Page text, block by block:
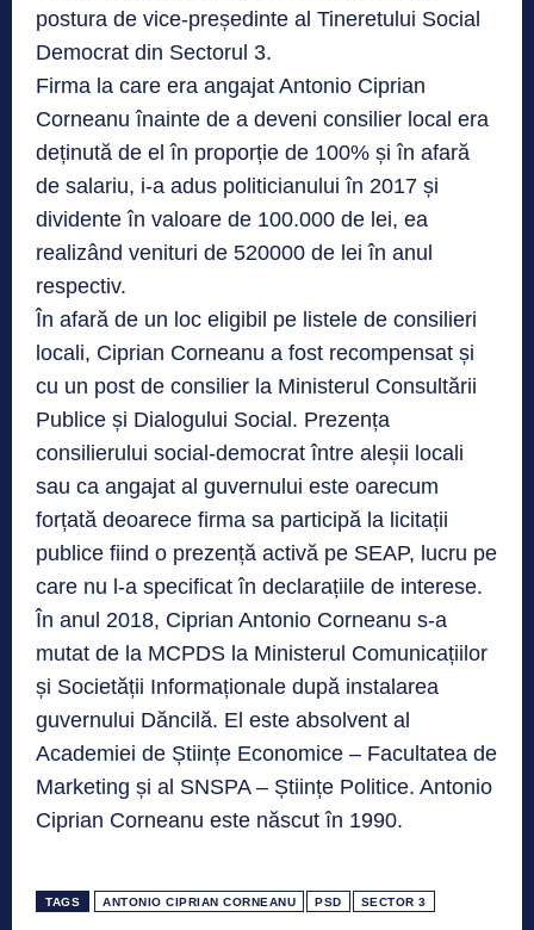
postura de vice-președinte al Tineretului Social
Democrat din Sectorul 3.
Firma la care era angajat Antonio Ciprian
Corneanu înainte de a deveni consilier local era
deținută de el în proporție de 100% și în afară
de salariu, i-a adus politicianului în 2017 și
dividente în valoare de 100.000 de lei, ea
realizând venituri de 520000 de lei în anul
respectiv.
În afară de un loc eligibil pe listele de consilieri
locali, Ciprian Corneanu a fost recompensat și
cu un post de consilier la Ministerul Consultării
Publice și Dialogului Social. Prezența
consilierului social-democrat între aleșii locali
sau ca angajat al guvernului este oarecum
forțată deoarece firma sa participă la licitații
publice fiind o prezență activă pe SEAP, lucru pe
care nu l-a specificat în declarațiile de interese.
În anul 2018, Ciprian Antonio Corneanu s-a
mutat de la MCPDS la Ministerul Comunicațiilor
și Societății Informaționale după instalarea
guvernului Dăncilă. El este absolvent al
Academiei de Științe Economice – Facultatea de
Marketing și al SNSPA – Științe Politice. Antonio
Ciprian Corneanu este născut în 1990.
TAGS ANTONIO CIPRIAN CORNEANU PSD SECTOR 3